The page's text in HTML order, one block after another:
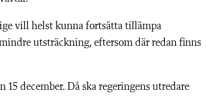
vill helst kunna fortsätta tillämpa
utsträckning, eftersom där redan finns
december. Då ska regeringens utredare